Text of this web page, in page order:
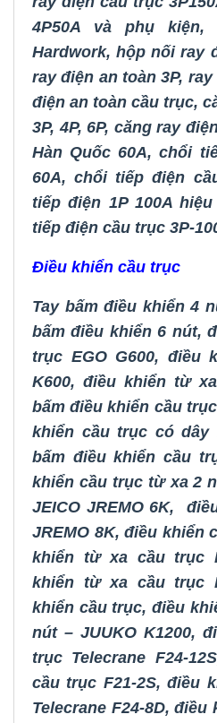
4P50A và phụ kiện,
Hardwork,hộp nối ray
ray điện an toàn 3P, ray
điện an toàn cầu trục,
3P, 4P, 6P, căng ray
Hàn Quốc 60A, chổi
60A,chổi tiếp điện
tiếp điện 1P 100A
tiếp điện cầu trục 3P-
Điều khiển cầu trục
Tay bấm điều khiển 4
bấm điều khiển 6 nút,
trục EGO G600, điều
K600, điều khiển từ xa
bấm điều khiển cầu
khiển cầu trục có dây
bấm điều khiển cầu
khiển cầu trục từ xa 2
JEICO JREMO 6K,
JREMO 8K,điều khiển
khiển từ xa cầu trục
khiển từ xa cầu trục
khiển cầu trục,điều
nút – JUUKO K1200,
trục Telecrane F24-12S
cầu trục F21-2S, điều
Telecrane F24-8D,điều